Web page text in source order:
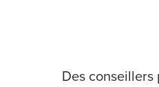
Des